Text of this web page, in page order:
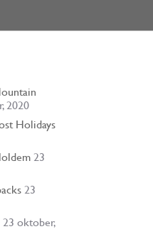
2020
Holidays
23
23
23 oktober,